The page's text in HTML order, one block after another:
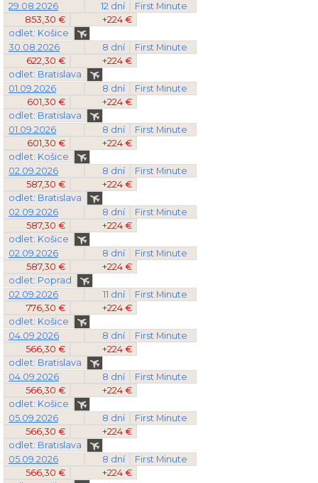
29.08.2026
12 dní
First Minute
853,30 €
+224 €
odlet: Košice
30.08.2026
8 dní
First Minute
622,30 €
+224 €
odlet: Bratislava
01.09.2026
8 dní
First Minute
601,30 €
+224 €
odlet: Bratislava
01.09.2026
8 dní
First Minute
601,30 €
+224 €
odlet: Košice
02.09.2026
8 dní
First Minute
587,30 €
+224 €
odlet: Bratislava
02.09.2026
8 dní
First Minute
587,30 €
+224 €
odlet: Košice
02.09.2026
8 dní
First Minute
587,30 €
+224 €
odlet: Poprad
02.09.2026
11 dní
First Minute
776,30 €
+224 €
odlet: Košice
04.09.2026
8 dní
First Minute
566,30 €
+224 €
odlet: Bratislava
04.09.2026
8 dní
First Minute
566,30 €
+224 €
odlet: Košice
05.09.2026
8 dní
First Minute
566,30 €
+224 €
odlet: Bratislava
05.09.2026
8 dní
First Minute
566,30 €
+224 €